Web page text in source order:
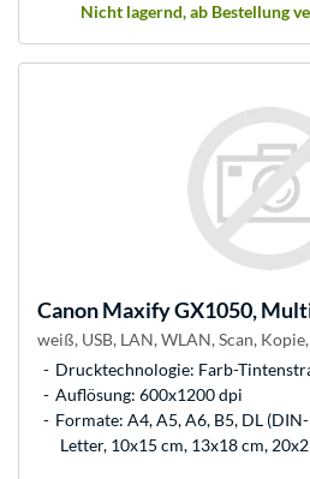
Nicht lagernd, ab Bestellung
CanonMaxify GX1050,
weiß, USB, LAN, WLAN, Scan,
Drucktechnologie: Farb-
Auflösung: 600x1200 dpi
Formate: A4, A5, A6, B5, DL
Letter, 10x15 cm, 13x18 cm,